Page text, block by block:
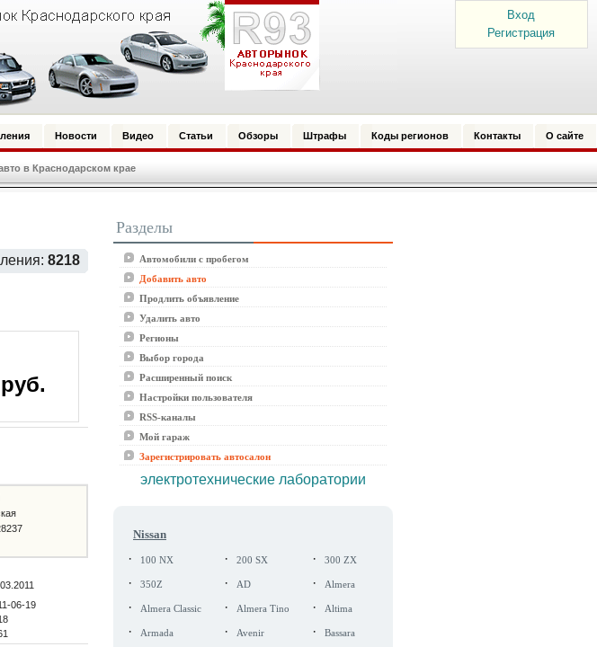
Вход
Регистрация
Новости Видео Статьи Обзоры Штрафы Коды регионов Контакты О сайте
в Краснодарском крае
8218
руб.
06-19
Разделы
Автомобили с пробегом
Добавить авто
Продлить объявление
Удалить авто
Регионы
Выбор города
Расширенный поиск
Настройки пользователя
RSS-каналы
Мой гараж
Зарегистрировать автосалон
электротехнические лаборатории
Nissan
· 100 NX · 200 SX · 300 ZX
· 350Z · AD · Almera
· Almera Classic · Almera Tino · Altima
· Armada · Avenir · Bassara